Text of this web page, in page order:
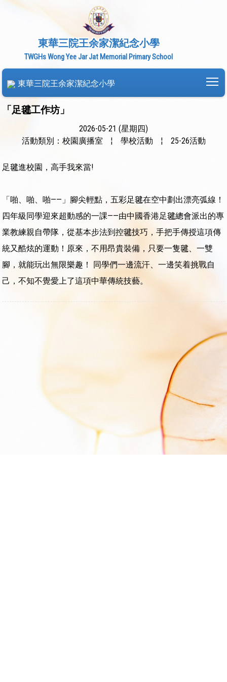
東華三院王余家潔紀念小學
TWGHs Wong Yee Jar Jat Memorial Primary School
東華三院王余家潔紀念小學
「足毽工作坊」
2026-05-21 (星期四)
活動類別：校園廣播室
¦ 學校活動 ¦ 25-26活動
足毽進校園，高手我來當!
「啪、啪、啪——」腳尖輕點，五彩足毽在空中劃出漂亮弧線！
四年級同學迎來超動感的一課——由中國香港足毽總會派出的專
業教練親自帶隊，從基本步法到控毽技巧，手把手傳授這項傳
統又酷炫的運動！原來，不用昂貴裝備，只要一隻毽、一雙
腳，就能玩出無限樂趣！ 同學們一邊流汗、一邊笑着挑戰自
己，不知不覺愛上了這項中華傳統技藝。